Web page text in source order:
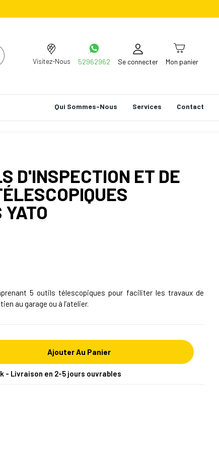
Visitez-Nous 52962962 Se connecter Mon panier
Qui Sommes-Nous Services Contact
D'INSPECTION ET DE
5 outils télescopiques pour faciliter les travaux de
au garage ou à l’atelier.
Ajouter Au Panier
- Livraison en 2-5 jours ouvrables